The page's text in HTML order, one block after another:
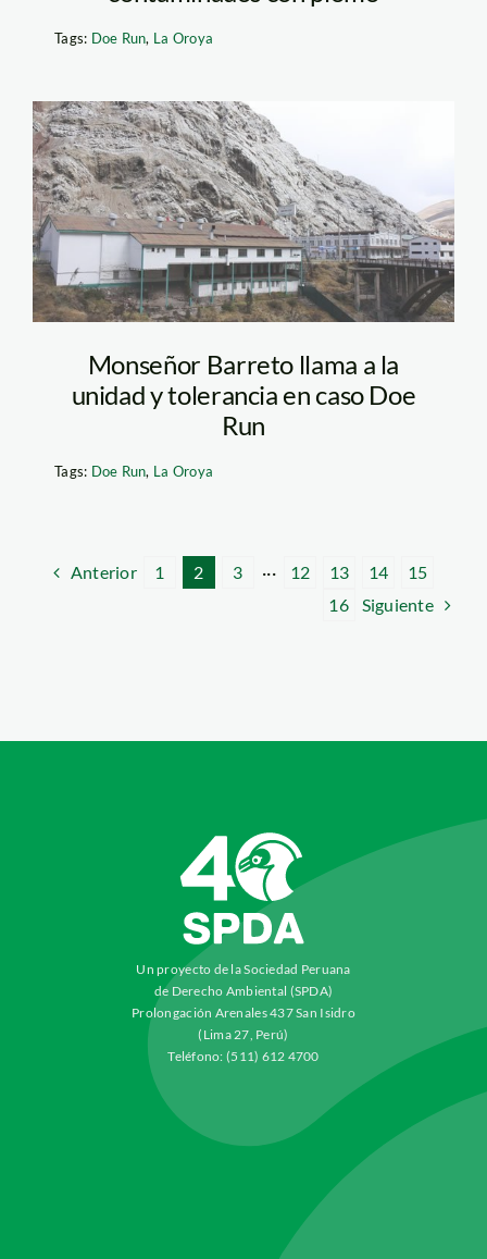
Tags: Doe Run, La Oroya
doe_run_mem
Monseñor Barreto llama a la
unidad y tolerancia en caso Doe
Run
Tags: Doe Run, La Oroya
Anterior 1 2 3 ··· 12 13 14
15
16
Siguiente
Un proyecto de la Sociedad Peruana
de Derecho Ambiental (SPDA)
Prolongación Arenales 437 San Isidro
(Lima 27, Perú)
Teléfono: (511) 612 4700